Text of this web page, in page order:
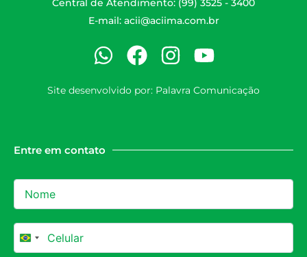
E-mail: acii@aciima.com.br
Site desenvolvido por: Palavra Comunicação
Entre em contato
Brazil +55